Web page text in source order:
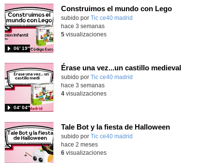
Construimos el mundo con Lego
subido por Tic ce40 madrid
06′ 19″
hace 3 semanas
5visualizaciones
Érase una vez...un castillo medieval
subido por Tic ce40 madrid
04′ 04″
hace 3 semanas
4visualizaciones
Tale Bot y la fiesta de Halloween
subido por Tic ce40 madrid
hace 2 meses
6visualizaciones